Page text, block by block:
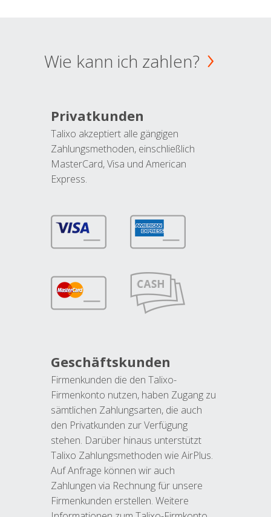
Wie kann ich zahlen?
Privatkunden
Talixo akzeptiert alle gängigen
Zahlungsmethoden, einschließlich
MasterCard, Visa und American
Express.
Geschäftskunden
Firmenkunden die den Talixo-
Firmenkonto nutzen, haben Zugang zu
sämtlichen Zahlungsarten, die auch
den Privatkunden zur Verfügung
stehen. Darüber hinaus unterstützt
Talixo Zahlungsmethoden wie AirPlus.
Auf Anfrage können wir auch
Zahlungen via Rechnung für unsere
Firmenkunden erstellen. Weitere